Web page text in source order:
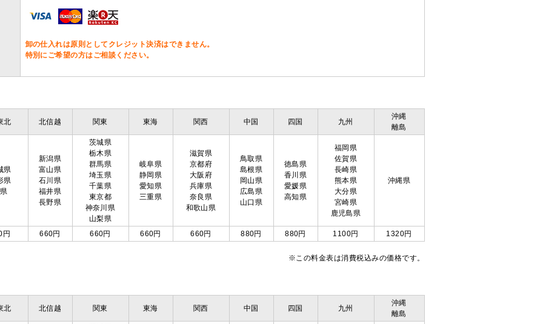
卸の仕入れは原則としてクレジット決済はできません。
特別にご希望の方はご相談ください。
北 北信越 関東 東海 関西 中国 四国 九州
沖縄
離島
県
県
県
新潟県
富山県
石川県
福井県
長野県
茨城県
栃木県
群馬県
埼玉県
千葉県
東京都
神奈川県
山梨県
岐阜県
静岡県
愛知県
三重県
滋賀県
京都府
大阪府
兵庫県
奈良県
和歌山県
鳥取県
島根県
岡山県
広島県
山口県
徳島県
香川県
愛媛県
高知県
福岡県
佐賀県
長崎県
熊本県
大分県
宮崎県
鹿児島県
沖縄県
円 660円 660円 660円 660円 880円 880円 1100円 1320円
※この料金表は消費税込みの価格です。
北 北信越 関東 東海 関西 中国 四国 九州
沖縄
離島